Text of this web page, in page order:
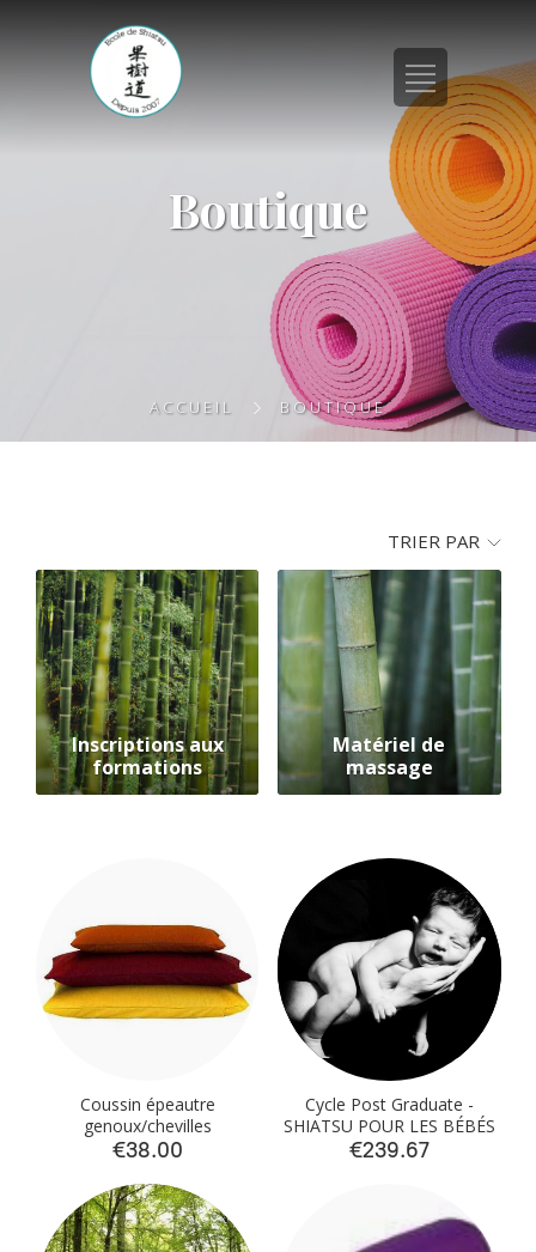
Boutique
ACCUEIL BOUTIQUE
TRIER PAR
Inscriptions aux
formations
Matériel de
massage
Coussin épeautre
genoux/chevilles
€38.00
Cycle Post Graduate -
SHIATSU POUR LES BÉBÉS
€239.67